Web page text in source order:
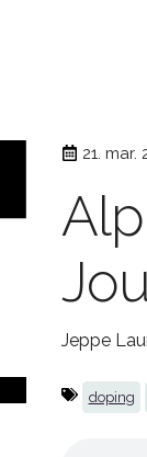
21. mar.
Jeppe
doping